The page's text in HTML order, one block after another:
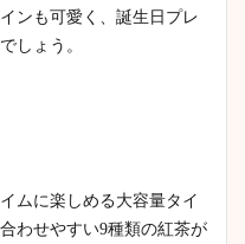
ンも可愛く、誕生日プレ
しょう。
ムに楽しめる大容量タイ
わせやすい9種類の紅茶が